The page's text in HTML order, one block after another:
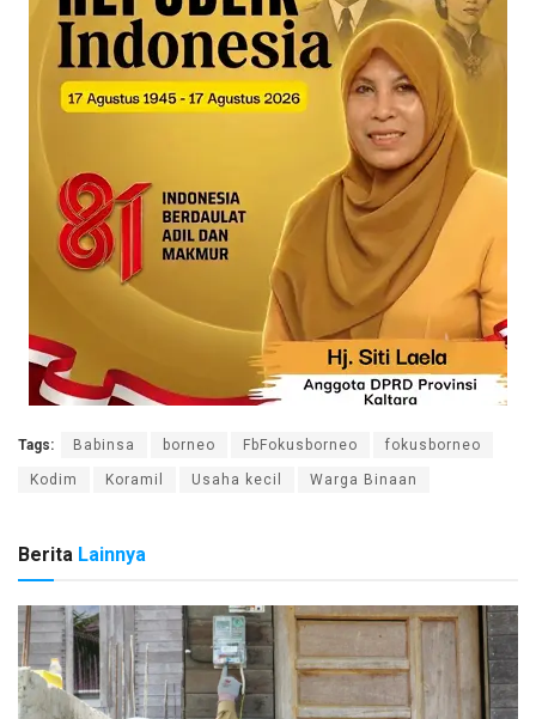
Tags: Babinsa borneo FbFokusborneo fokusborneo
Kodim Koramil Usaha kecil Warga Binaan
Berita Lainnya